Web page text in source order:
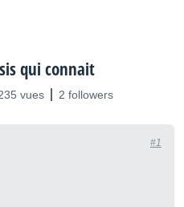
qui connait
vues 2 followers
#1